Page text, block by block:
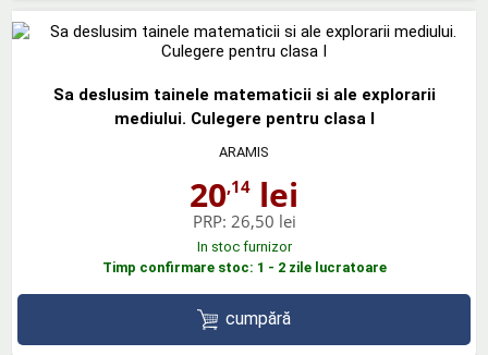
Sa deslusim tainele matematicii si ale explorarii
mediului. Culegere pentru clasa I
ARAMIS
20,14 lei
PRP: 26,50 lei
In stoc furnizor
Timp confirmare stoc: 1 - 2 zile lucratoare
cumpără